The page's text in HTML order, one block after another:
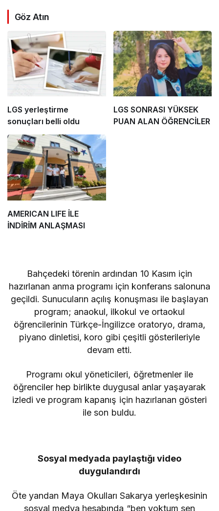
Göz Atın
LGS yerleştirme
sonuçları belli oldu
LGS SONRASI YÜKSEK
PUAN ALAN ÖĞRENCİLER
AMERICAN LIFE İLE
İNDİRİM ANLAŞMASI
Bahçedeki törenin ardından 10 Kasım için
hazırlanan anma programı için konferans salonuna
geçildi. Sunucuların açılış konuşması ile başlayan
program; anaokul, ilkokul ve ortaokul
öğrencilerinin Türkçe-İngilizce oratoryo, drama,
piyano dinletisi, koro gibi çeşitli gösterileriyle
devam etti.
Programı okul yöneticileri, öğretmenler ile
öğrenciler hep birlikte duygusal anlar yaşayarak
izledi ve program kapanış için hazırlanan gösteri
ile son buldu.
Sosyal medyada paylaştığı video
duygulandırdı
Öte yandan Maya Okulları Sakarya yerleşkesinin
sosyal medya hesabında “ben yoktum sen